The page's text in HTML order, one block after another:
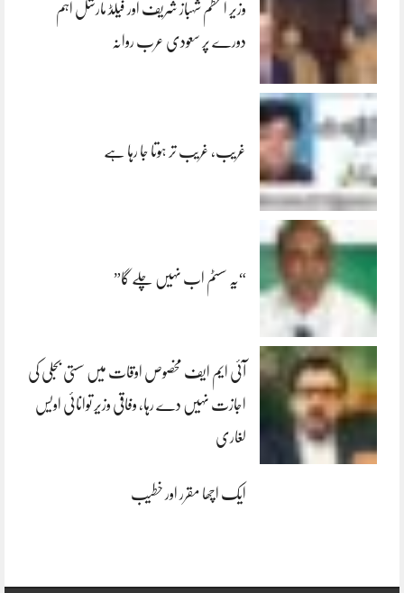
وزیر اعظم شہباز شریف اور فیلڈ مارشل اہم
دورے پر سعودی عرب روانہ
غریب، غریب تر ہوتا جا رہا ہے
“یہ سسٹم اب نہیں چلے گا”
آئی ایم ایف مخصوص اوقات میں سستی بجلی کی
اجازت نہیں دے رہا، وفاقی وزیر توانائی اویس
لغاری
ایک اچھا مقرر اور خطیب